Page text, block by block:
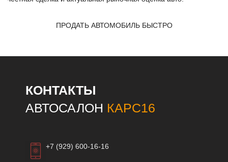
ПРОДАТЬ АВТОМОБИЛЬ БЫСТРО
КОНТАКТЫ
АВТОСАЛОН КАРС16
+7 (929) 600-16-16